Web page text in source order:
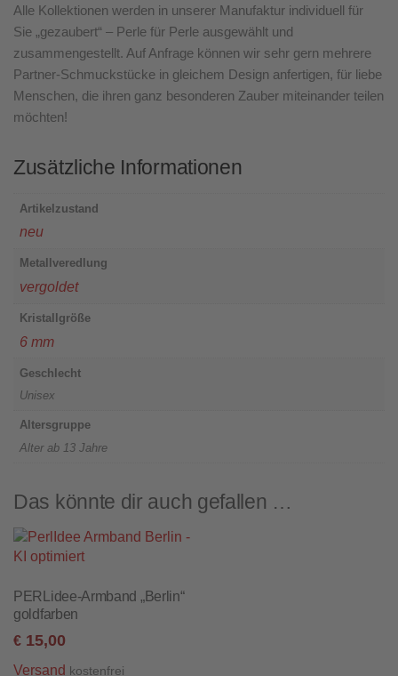
Alle Kollektionen werden in unserer Manufaktur individuell für
Sie „gezaubert“ – Perle für Perle ausgewählt und
zusammengestellt. Auf Anfrage können wir sehr gern mehrere
Partner-Schmuckstücke in gleichem Design anfertigen, für liebe
Menschen, die ihren ganz besonderen Zauber miteinander teilen
möchten!
Zusätzliche Informationen
Artikelzustand
neu
Metallveredlung
vergoldet
Kristallgröße
6 mm
Geschlecht
Unisex
Altersgruppe
Alter ab 13 Jahre
Das könnte dir auch gefallen …
PERLidee-Armband „Berlin“
goldfarben
€ 15,00
Versand kostenfrei